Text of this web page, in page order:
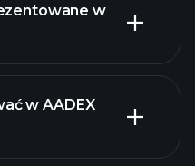
w
w AADEX